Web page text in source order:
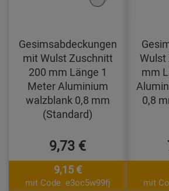
Gesimsabdeckungen
mit Wulst Zuschnitt
200 mm Länge 1
Meter Aluminium
walzblank 0,8 mm
(Standard)
9,73 €
9,15 €
mit Code: e3oc5w99fj
Wulst
mm
0,8
mit